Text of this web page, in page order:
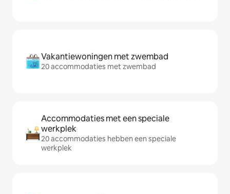
Vakantiewoningen met zwembad
20 accommodaties met zwembad
Accommodaties met een speciale
werkplek
20 accommodaties hebben een speciale
werkplek